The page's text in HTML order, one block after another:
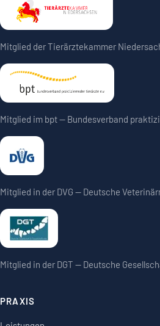
Mitglied der Tierärztekammer
Mitglied im bpt — Bundesverband
Mitglied in der DVG — Deutsche
Mitglied in der DGT — Deutsche
PRAXIS